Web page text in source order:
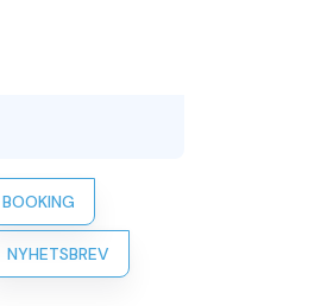
BOOKING
NYHETSBREV